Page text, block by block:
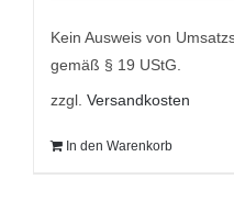
Kein Ausweis von
gemäß § 19 UStG.
zzgl. Versandkosten
In den Warenkorb